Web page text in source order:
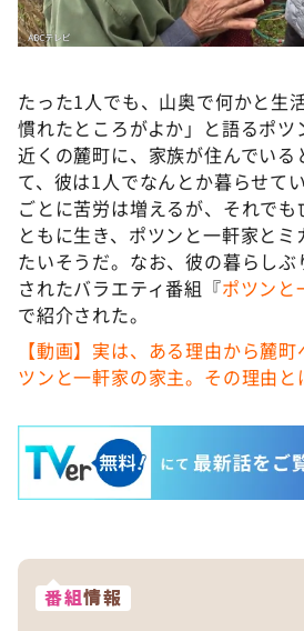
たった1人でも、山奥で何かと生
慣れたところがよか」と語るポツ
近くの麓町に、家族が住んでいる
て、彼は1人でなんとか暮らせて
ごとに苦労は増えるが、それで
ともに生き、ポツンと一軒家とミ
たいそうだ。なお、彼の暮らし
されたバラエティ番組『ポツンと
で紹介された。
【動画】実は、ある理由から麓
ツンと一軒家の家主。その理由と
番組情報